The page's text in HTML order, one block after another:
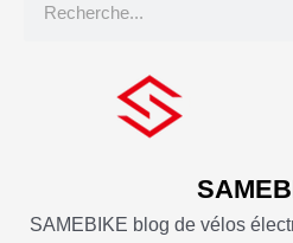
SAMEBIKE blog de vélos